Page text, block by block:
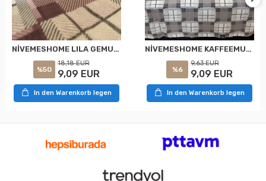
NİVEMESHOME LILA GEMUSTERT 160X230 EINE PUCKDECKE SINGLE
%50
18,18 EUR
9,09 EUR
In den Warenkorb legen
NİVEMESHOME KAFFEEMUSTER 160X230 EINZELBETTÜBERWURF EINZELBETT
%6
9,63 EUR
9,09 EUR
In den Warenkorb legen